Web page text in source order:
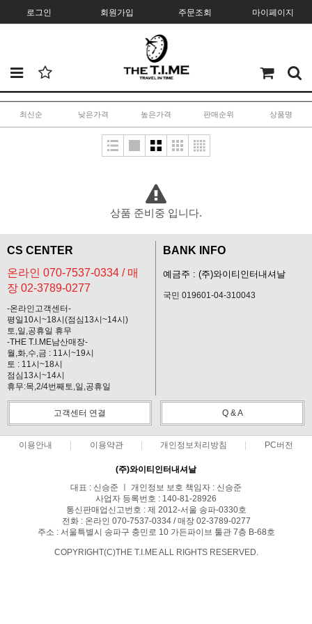
로그인 회원가입 주문조회 마이페이지
최신순 낮은가격 높은가격 판매순위 상품명
상품 준비중 입니다.
CS CENTER
온라인 070-7537-0334 / 매
장 02-3789-0277
-온라인고객센터-
평일10시~18시(점심13시~14시)
토,일,공휴일 휴무
-THE T.I.ME남산매장-
월,화,수,금 : 11시~19시
토 : 11시~18시
점심13시~14시
휴무:목,2/4번째토,일,공휴일
BANK INFO
예금주 : (주)와이티인터내셔날
국민 019601-04-310043
고객센터 연결 Q & A
이용안내 이용약관 개인정보처리방침 PC버전
(주)와이티인터내셔날
대표 : 신승준 ㅣ 개인정보 보호 책임자 : 신승준
사업자 등록번호 : 140-81-28926
통신판매업신고번호 : 제 2012-서울 송파-0330호
전화 : 온라인 070-7537-0334 / 매장 02-3789-0277
주소 : 서울특별시 송파구 충민로 10 가든파이브 툴관 7층 B-68호
COPYRIGHT(C)THE T.I.ME ALL RIGHTS RESERVED.